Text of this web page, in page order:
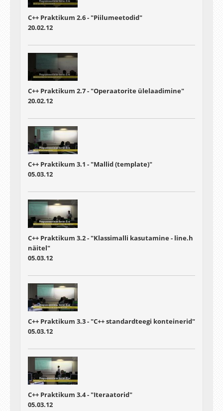
C++ Praktikum 2.6 - "Piilumeetodid"
20.02.12
C++ Praktikum 2.7 - "Operaatorite ülelaadimine"
20.02.12
C++ Praktikum 3.1 - "Mallid (template)"
05.03.12
C++ Praktikum 3.2 - "Klassimalli kasutamine - line.h
näitel"
05.03.12
C++ Praktikum 3.3 - "C++ standardteegi konteinerid"
05.03.12
C++ Praktikum 3.4 - "Iteraatorid"
05.03.12